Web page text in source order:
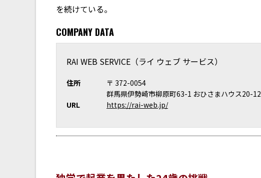
を続けている。
COMPANY DATA
RAI WEB SERVICE（ライ ウェブ サービス）
住所
〒 372-0054
群馬県伊勢崎市柳原町63-1 おひさまハウス20-12
URL
https://rai-web.jp/